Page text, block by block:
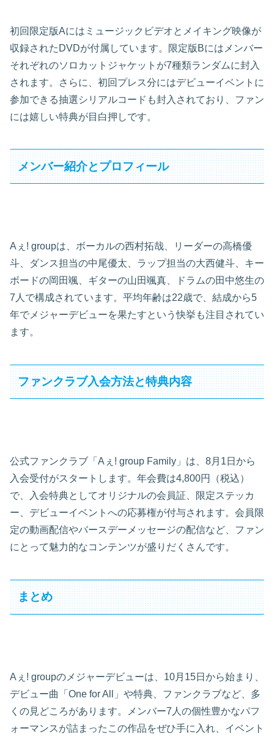
初回限定版Aにはミュージックビデオとメイキング映像が
収録されたDVDが付属しています。限定版Bにはメンバー
それぞれのソロカットジャケットが7種類ランダムに封入
されます。さらに、初回プレス分にはデビューイベントに
参加できる抽選シリアルコードも封入されており、ファン
には嬉しい特典が目白押しです。
メンバー紹介とプロフィール
Aぇ! groupは、ボーカルの西村拓哉、リーダーの高橋優
斗、ダンス担当の中尾優太、ラップ担当の大西健斗、キー
ボードの岡田颯、ギターの山田颯真、ドラムの田中悠生の
7人で構成されています。平均年齢は22歳で、結成から5
年でメジャーデビューを果たすという快挙も注目されてい
ます。
ファンクラブ入会方法と特典内容
公式ファンクラブ「Aぇ! group Family」は、8月1日から
入会受付がスタートします。年会費は4,800円（税込）
で、入会特典としてオリジナルの会員証、限定ステッカ
ー、デビューイベントへの応募権が付与されます。会員限
定の動画配信やバースデーメッセージの配信など、ファン
にとって魅力的なコンテンツが盛りだくさんです。
まとめ
Aぇ! groupのメジャーデビューは、10月15日から始まり、
デビュー曲「One for All」や特典、ファンクラブなど、多
くの見どころがあります。メンバー7人の個性豊かなパフ
ォーマンスが詰まったこの作品をぜひ手に入れ、イベント